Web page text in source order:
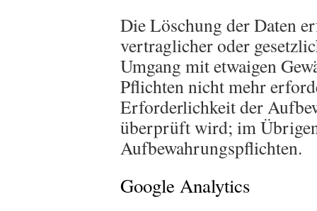
Die Löschung der Daten
vertraglicher oder
Umgang mit etwaigen
Pflichten nicht mehr
Erforderlichkeit der
überprüft wird; im
Aufbewahrungspflichten.
Google Analytics